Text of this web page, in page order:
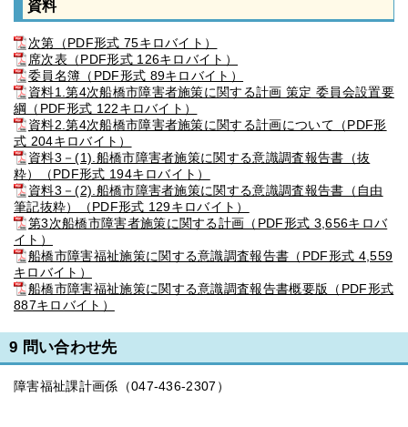
資料
次第（PDF形式 75キロバイト）
席次表（PDF形式 126キロバイト）
委員名簿（PDF形式 89キロバイト）
資料1.第4次船橋市障害者施策に関する計画 策定 委員会設置要
綱（PDF形式 122キロバイト）
資料2.第4次船橋市障害者施策に関する計画について（PDF形
式 204キロバイト）
資料3－(1).船橋市障害者施策に関する意識調査報告書（抜
粋）（PDF形式 194キロバイト）
資料3－(2).船橋市障害者施策に関する意識調査報告書（自由
筆記抜粋）（PDF形式 129キロバイト）
第3次船橋市障害者施策に関する計画（PDF形式 3,656キロバ
イト）
船橋市障害福祉施策に関する意識調査報告書（PDF形式 4,559
キロバイト）
船橋市障害福祉施策に関する意識調査報告書概要版（PDF形式
887キロバイト）
9 問い合わせ先
障害福祉課計画係（047-436-2307）